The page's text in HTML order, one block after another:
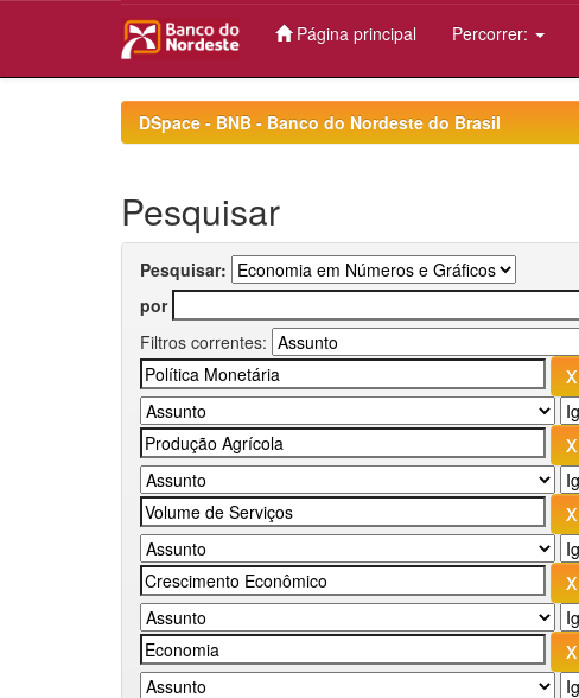
Página principal Percorrer:
DSpace - BNB - Banco do Nordeste do Brasil
Pesquisar
Pesquisar:
por
Filtros correntes: